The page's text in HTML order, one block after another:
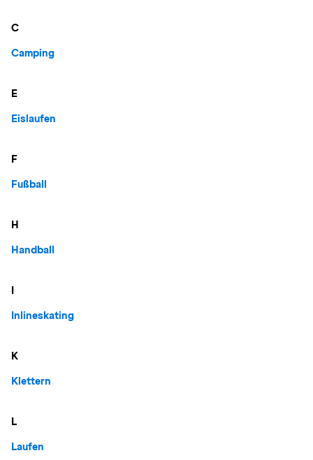
C
Camping
E
Eislaufen
F
Fußball
H
Handball
Inlineskating
K
Klettern
L
Laufen